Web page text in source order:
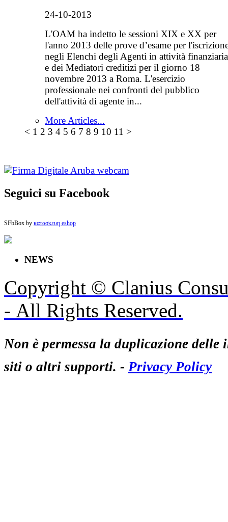
24-10-2013
L'OAM ha indetto le sessioni XIX e XX per
l'anno 2013 delle prove d’esame per
negli Elenchi degli Agenti in attività finanziaria
e dei Mediatori creditizi per il giorno 18
novembre 2013 a Roma. L'esercizio
professionale nei confronti del pubblico
dell'attività di agente in...
More Articles...
< 1 2 3 4 5 6 7 8 9 10 11 >
Seguici su Facebook
SFbBox by κατασκευη eshop
NEWS
Copyright © Clanius
- All Rights Reserved.
Non è permessa la duplicazione
siti o altri supporti. - Privacy Policy